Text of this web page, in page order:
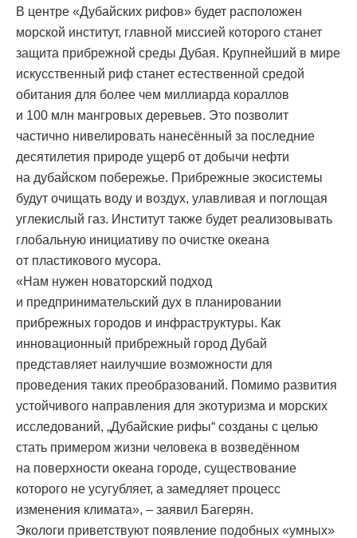
В центре «Дубайских рифов» будет расположен
морской институт, главной миссией которого станет
защита прибрежной среды Дубая. Крупнейший в мире
искусственный риф станет естественной средой
обитания для более чем миллиарда кораллов
и 100 млн мангровых деревьев. Это позволит
частично нивелировать нанесённый за последние
десятилетия природе ущерб от добычи нефти
на дубайском побережье. Прибрежные экосистемы
будут очищать воду и воздух, улавливая и поглощая
углекислый газ. Институт также будет реализовывать
глобальную инициативу по очистке океана
от пластикового мусора.
«Нам нужен новаторский подход
и предпринимательский дух в планировании
прибрежных городов и инфраструктуры. Как
инновационный прибрежный город Дубай
представляет наилучшие возможности для
проведения таких преобразований. Помимо развития
устойчивого направления для экотуризма и морских
исследований, „Дубайские рифы“ созданы с целью
стать примером жизни человека в возведённом
на поверхности океана городе, существование
которого не усугубляет, а замедляет процесс
изменения климата», – заявил Багерян.
Экологи приветствуют появление подобных «умных»